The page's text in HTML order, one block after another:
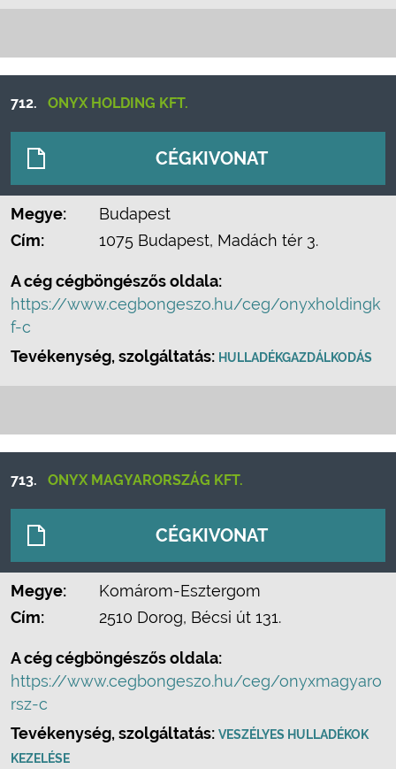
712. ONYX HOLDING KFT.
CÉGKIVONAT
Megye:
Budapest
Cím:
1075 Budapest, Madách tér 3.
A cég cégböngészős oldala:
https://www.cegbongeszo.hu/ceg/onyxholdingk
f-c
Tevékenység, szolgáltatás: HULLADÉKGAZDÁLKODÁS
713. ONYX MAGYARORSZÁG KFT.
CÉGKIVONAT
Megye:
Komárom-Esztergom
Cím:
2510 Dorog, Bécsi út 131.
A cég cégböngészős oldala:
https://www.cegbongeszo.hu/ceg/onyxmagyaro
rsz-c
Tevékenység, szolgáltatás: VESZÉLYES HULLADÉKOK
KEZELÉSE